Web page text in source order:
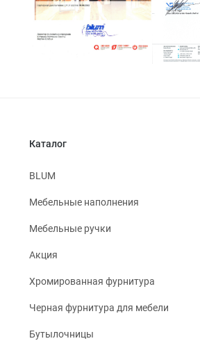
Каталог
BLUM
Мебельные наполнения
Мебельные ручки
Акция
Хромированная фурнитура
Черная фурнитура для мебели
Бутылочницы